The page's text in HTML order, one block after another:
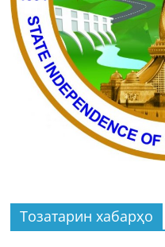
Тозатарин хабарҳо